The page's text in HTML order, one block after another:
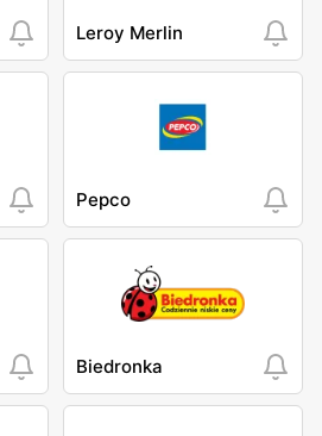
Leroy Merlin
Pepco
Biedronka